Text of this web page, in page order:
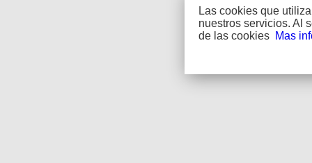
Las cookies que
nuestros servicios. Al
de las cookies
Mas